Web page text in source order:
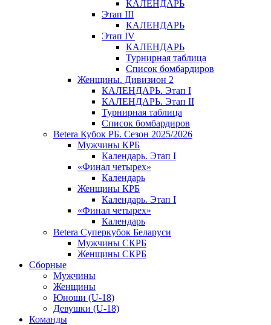
КАЛЕНДАРЬ
Этап III
КАЛЕНДАРЬ
Этап IV
КАЛЕНДАРЬ
Турнирная таблица
Список бомбардиров
Женщины. Дивизион 2
КАЛЕНДАРЬ. Этап I
КАЛЕНДАРЬ. Этап II
Турнирная таблица
Список бомбардиров
Betera Кубок РБ. Сезон 2025/2026
Мужчины КРБ
Календарь. Этап I
«Финал четырех»
Календарь
Женщины КРБ
Календарь. Этап I
«Финал четырех»
Календарь
Betera Суперкубок Беларуси
Мужчины СКРБ
Женщины СКРБ
Сборные
Мужчины
Женщины
Юноши (U-18)
Девушки (U-18)
Команды